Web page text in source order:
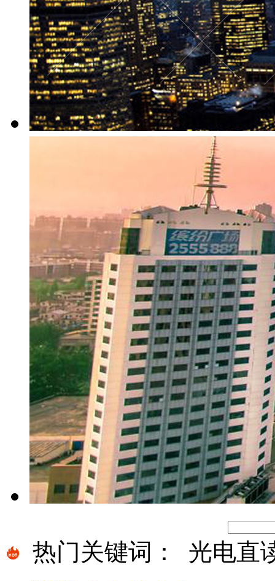
热门关键词： 光电直